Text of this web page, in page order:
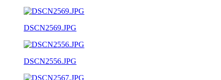
DSCN2569.JPG
DSCN2556.JPG